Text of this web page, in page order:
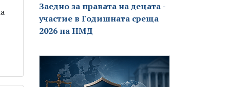
Заедно за правата на децата -
участие в Годишната среща
2026 на НМД